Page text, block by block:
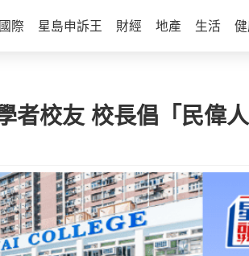
國際 星島申訴王 財經 地產 生活
校友 校長倡「民偉